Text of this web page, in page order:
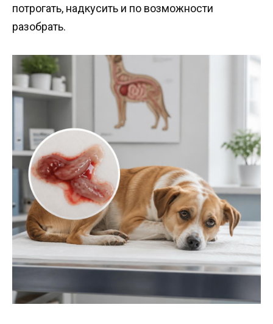
потрогать, надкусить и по возможности
разобрать.